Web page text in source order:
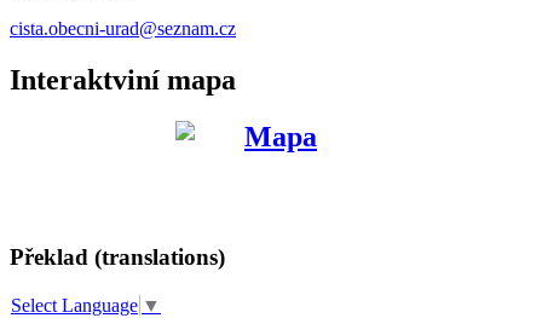
cista.obecni-urad@seznam.cz
Interaktviní mapa
Překlad (translations)
Select Language ▼